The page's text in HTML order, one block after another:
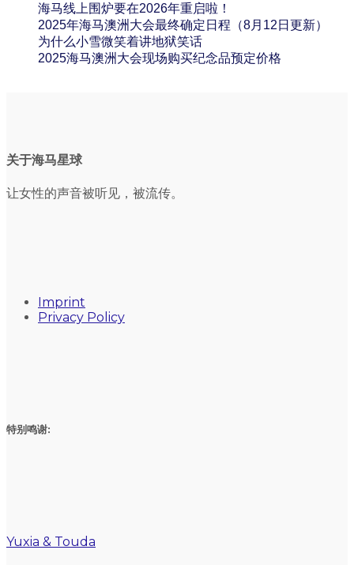
海马线上围炉要在2026年重启啦！
2025年海马澳洲大会最终确定日程（8月12日更新）
为什么小雪微笑着讲地狱笑话
2025海马澳洲大会现场购买纪念品预定价格
关于海马星球
让女性的声音被听见，被流传。
Imprint
Privacy Policy
特别鸣谢:
Yuxia & Touda